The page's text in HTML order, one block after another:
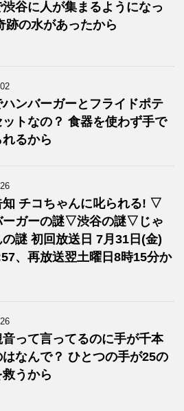
谷に人が集まるようになっ
跡の水があったから
ンバーガーとフライドポテ
ットなの？ 食器を使わず手で
るから
知 チコちゃんに叱られる! ▽
ーガーの謎▽渋谷の謎▽じゃ
の謎 初回放送日 7月31日(金)
、再放送翌土曜日8時15分か
って言ってるのに手が千本
なんで？ ひとつの手が25の
うから